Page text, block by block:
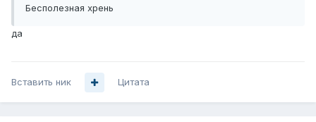
Бесполезная хрень
да
Вставить ник Цитата